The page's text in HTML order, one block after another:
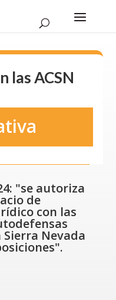
las ACSN
"se autoriza
de
con las
Nevada